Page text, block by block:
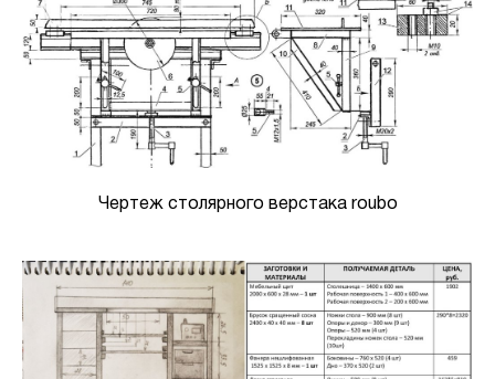
Чертеж столярного верстака roubo